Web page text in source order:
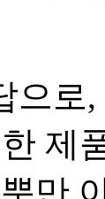
으로
제
만